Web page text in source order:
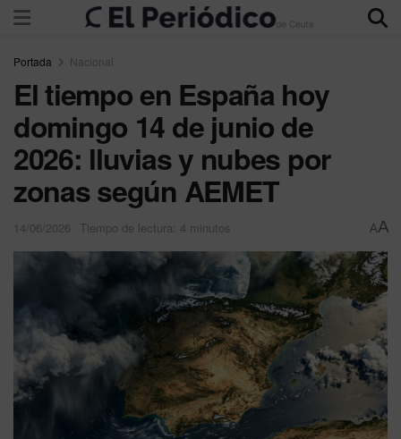
Portada Nacional
El tiempo en España hoy
domingo 14 de junio de
2026: lluvias y nubes por
zonas según AEMET
14/06/2026 Tiempo de lectura: 4 minutos AA